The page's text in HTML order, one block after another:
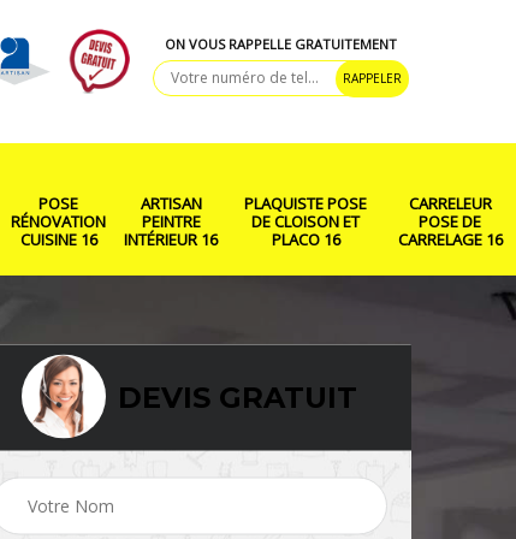
ON VOUS RAPPELLE GRATUITEMENT
POSE
RÉNOVATION
CUISINE 16
ARTISAN
PEINTRE
INTÉRIEUR 16
PLAQUISTE POSE
DE CLOISON ET
PLACO 16
CARRELEUR
POSE DE
CARRELAGE 16
Pose de parquet 16 Rénovation salle de
DEVIS GRATUIT